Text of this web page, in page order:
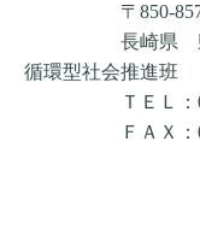
〒850-8570
長崎県 県民
循環型社会推進班
ＴＥＬ：095-
ＦＡＸ：095-